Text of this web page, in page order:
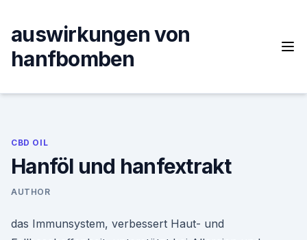
content
auswirkungen von
hanfbomben
CBD OIL
Hanföl und hanfextrakt
AUTHOR
das Immunsystem, verbessert Haut- und